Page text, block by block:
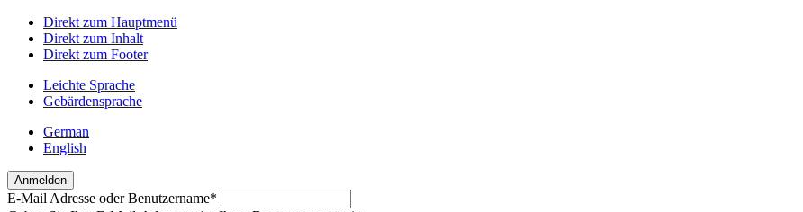
Direkt zum Hauptmenü
Direkt zum Inhalt
Direkt zum Footer
Leichte Sprache
Gebärdensprache
German
English
Anmelden
E-Mail Adresse oder Benutzername*